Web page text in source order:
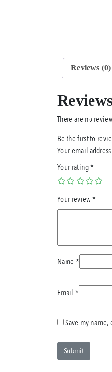
Reviews (0)
Reviews
There are no
Be the first to
Your email
Your rating*
Your review*
Name *
Email *
Save my